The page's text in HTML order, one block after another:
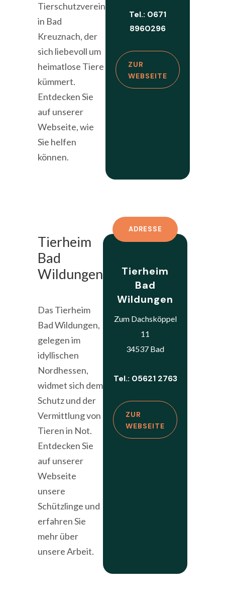
Tierschutzverein
in Bad
Kreuznach, der
sich liebevoll um
heimatlose Tiere
kümmert.
Entdecken Sie
auf unserer
Webseite, wie
Sie helfen
können.
Tel.: 0671
8960296
ZUR
WEBSEITE
Tierheim
Bad
Wildungen
Das Tierheim
Bad Wildungen,
gelegen im
idyllischen
Nordhessen,
widmet sich dem
Schutz und der
Vermittlung von
Tieren in Not.
Entdecken Sie
auf unserer
Webseite
unsere
Schützlinge und
erfahren Sie
mehr über
unsere Arbeit.
ADRESSE
Tierheim
Bad
Wildungen
Zum Dachsköppel
11
34537 Bad
Tel.: 05621 2763
ZUR
WEBSEITE